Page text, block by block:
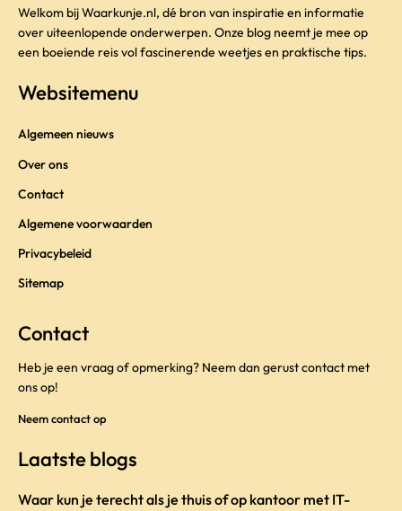
Welkom bij Waarkunje.nl, dé bron van inspiratie en informatie
over uiteenlopende onderwerpen. Onze blog neemt je mee op
een boeiende reis vol fascinerende weetjes en praktische tips.
Websitemenu
Algemeen nieuws
Over ons
Contact
Algemene voorwaarden
Privacybeleid
Sitemap
Contact
Heb je een vraag of opmerking? Neem dan gerust contact met
ons op!
Neem contact op
Laatste blogs
Waar kun je terecht als je thuis of op kantoor met IT-